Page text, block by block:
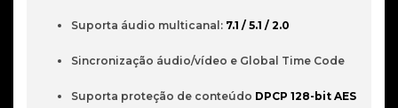
Suporta áudio multicanal: 7.1 / 5.1 / 2.0
Sincronização áudio/vídeo e Global Time Code
Suporta proteção de conteúdo DPCP 128-bit AES